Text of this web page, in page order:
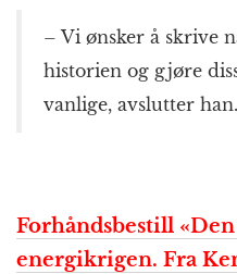
– Vi ønsker å skrive
historien og gjøre
vanlige, avslutter han.
Forhåndsbestill
energikrigen. Fra